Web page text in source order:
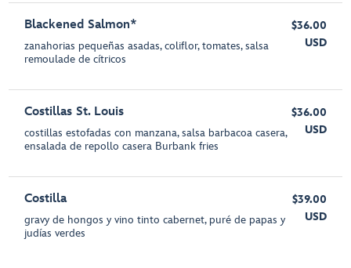
Blackened Salmon*
zanahorias pequeñas asadas, coliflor, tomates, salsa
remoulade de cítricos
$36.00
USD
Costillas St. Louis
costillas estofadas con manzana, salsa barbacoa casera,
ensalada de repollo casera Burbank fries
$36.00
USD
Costilla
gravy de hongos y vino tinto cabernet, puré de papas y
judías verdes
$39.00
USD